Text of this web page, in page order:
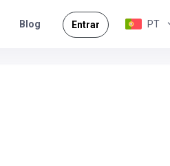
Blog Entrar PT